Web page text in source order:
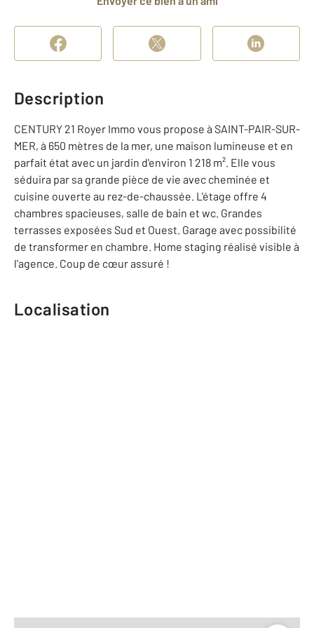
Description
CENTURY 21 Royer Immo vous propose à SAINT-PAIR-SUR-
MER, à 650 mètres de la mer, une maison lumineuse et en
parfait état avec un jardin d'environ 1 218 m². Elle vous
séduira par sa grande pièce de vie avec cheminée et
cuisine ouverte au rez-de-chaussée. L'étage offre 4
chambres spacieuses, salle de bain et wc. Grandes
terrasses exposées Sud et Ouest. Garage avec possibilité
de transformer en chambre. Home staging réalisé visible à
l'agence. Coup de cœur assuré !
Localisation